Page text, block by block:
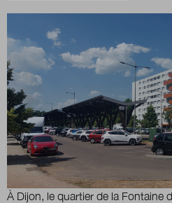
Renseignez votre email
de la transformation
Nous suivre
À Dijon, le quartier de la Fontaine